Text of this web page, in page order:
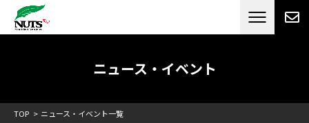
日本最大級のキャンピングカーメーカー
RV[テレビCM放送]
ニュース・イベント
TOP ニュース・イベント一覧